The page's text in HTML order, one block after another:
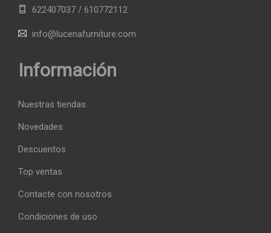
622407037 / 610772112
info@lucenafurniture.com
Información
Nuestras tiendas
Novedades
Descuentos
Top ventas
Contacte con nosotros
Condiciones de uso